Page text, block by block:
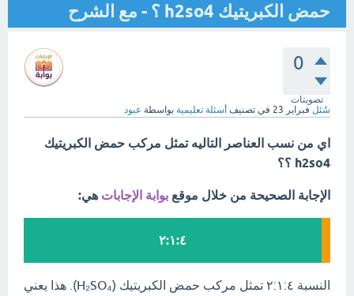
حمض الكبريتيك h2so4 ؟ - مع الشرح
0
تصويتات
سُئل فبراير 23 في تصنيف أسئلة تعليمية بواسطة عبود
اي من نسب العناصر التاليه تمثل مركب حمض الكبريتيك
h2so4 ؟؟
الإجابة الصحيحة من خلال موقع بوابة الإجابات هي:
٢:١:٤
النسبة ٢:١:٤ تمثل مركب حمض الكبريتيك (H₂SO₄). هذا يعني